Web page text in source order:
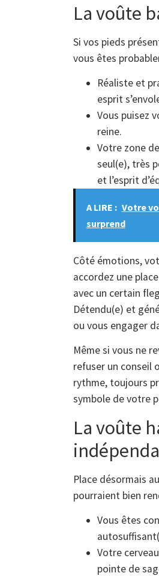
La voûte
Si vos pieds
vous êtes
Réaliste et
esprit
Vous puisez
reine.
Votre zone
seul(e), très
et l’esprit
A LIRE : Votre
surprend
Côté émotions,
accordez une
avec un certain
Détendu(e) et
ou vous engager
Même si vous ne
refuser un conseil
rythme, toujours
symbole de votre
La voûte
Place désormais
pourraient bien
Vous êtes
Votre
pointe de